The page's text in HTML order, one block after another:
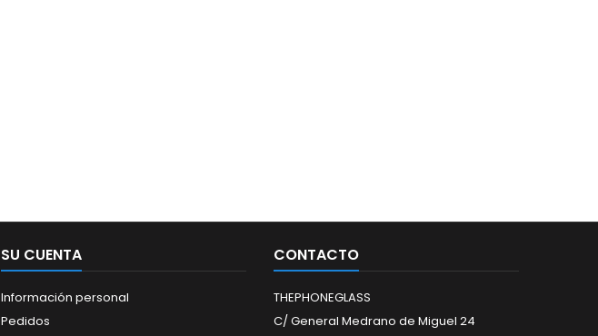
SU CUENTA
Información personal
Pedidos
CONTACTO
THEPHONEGLASS
C/ General Medrano de Miguel 24